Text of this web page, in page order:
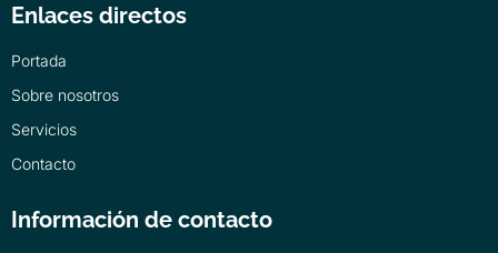
Enlaces directos
Portada
Sobre nosotros
Servicios
Contacto
Información de contacto